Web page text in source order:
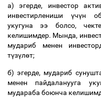
а)эгерде, инвестор
инвестирлениши
үчүн
укугуна
ээ болсо,
келишимдер. Мында,
мудариб
менен
түзүлөт;
б)эгерде, мудариб
менен
пайдаланууга
мудараба боюнча